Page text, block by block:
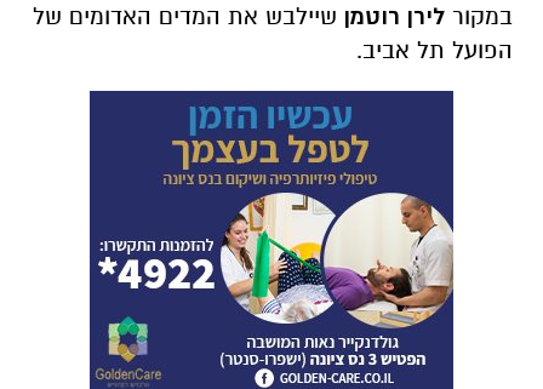
במקור לירן רוטמן שיילבש את המדים האדומים של
הפועל תל אביב.